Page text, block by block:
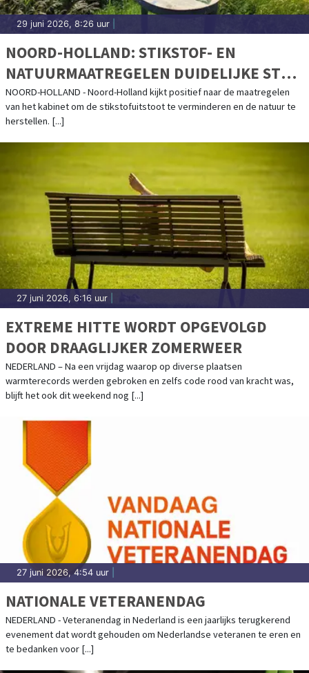
29 juni 2026, 8:26 uur
NOORD-HOLLAND: STIKSTOF- EN
NATUURMAATREGELEN DUIDELIJKE STAP
VOORUIT
NOORD-HOLLAND - Noord-Holland kijkt positief naar de maatregelen
van het kabinet om de stikstofuitstoot te verminderen en de natuur te
herstellen. [...]
27 juni 2026, 6:16 uur
EXTREME HITTE WORDT OPGEVOLGD
DOOR DRAAGLIJKER ZOMERWEER
NEDERLAND – Na een vrijdag waarop op diverse plaatsen
warmterecords werden gebroken en zelfs code rood van kracht was,
blijft het ook dit weekend nog [...]
27 juni 2026, 4:54 uur
NATIONALE VETERANENDAG
NEDERLAND - Veteranendag in Nederland is een jaarlijks terugkerend
evenement dat wordt gehouden om Nederlandse veteranen te eren en
te bedanken voor [...]